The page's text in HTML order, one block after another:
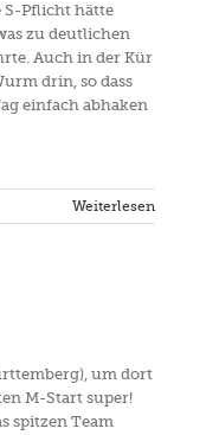
S-Pflicht hätte
zu deutlichen
Auch in der Kür
drin, so dass
einfach abhaken
Weiterlesen
um dort
M-Start super!
spitzen Team